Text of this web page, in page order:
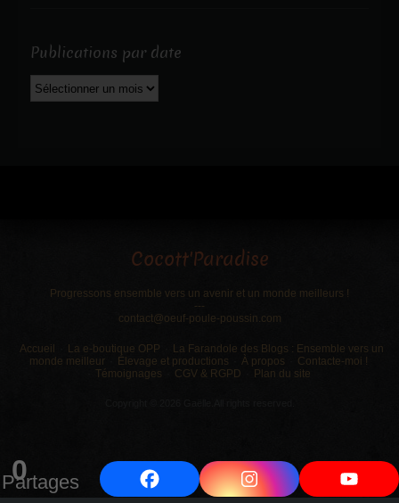
0
Partages
Publications par date
Publications
par
Cocott'Paradise
Progressons ensemble vers un avenir et un monde meilleurs !
---
contact@oeuf-poule-poussin.com
Accueil La e-boutique OPP
La Farandole des Blogs : Ensemble vers un
monde meilleur
Élevage et productions À propos
Contacte-moi !
Témoignages
CGV & RGPD Plan du site